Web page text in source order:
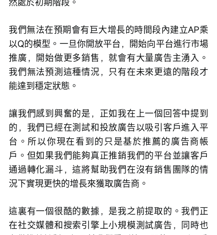
我們無法在預期會有巨大增長的時間段內建立AP乘
以Q的模型。一旦你開放平台，開始向平台進行市場
推廣，開始做更多銷售，就會有大量廣告主湧入。
我們無法預測這種情況，只有在未來更遠的階段才
能達到穩定狀態。
讓我們感到興奮的是，正如我在上一個回答中提到
的，我們已經在測試和投放廣告以吸引客戶進入平
台。所以你現在看到的只是基於推薦的廣告商帳
戶。但如果我們能夠真正推銷我們的平台並讓客戶
通過轉化漏斗，這將幫助我們在沒有銷售團隊的情
況下實現更快的增長來獲取廣告商。
這裏有一個很酷的數據，是我之前提取的。我們正
在社交媒體和搜索引擎上小規模測試廣告，同時也